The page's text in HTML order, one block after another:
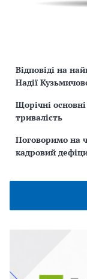
Відповіді на
Надії
Щорічні
тривалість
Поговоримо на
кадровий